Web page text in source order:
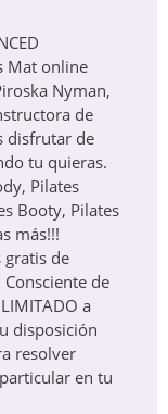
Mat online
Nyman,
de
disfrutar de
tu quieras.
Pilates
Booty, Pilates
más!!!
gratis de
de
a
disposición
resolver
en tu
a
vida.